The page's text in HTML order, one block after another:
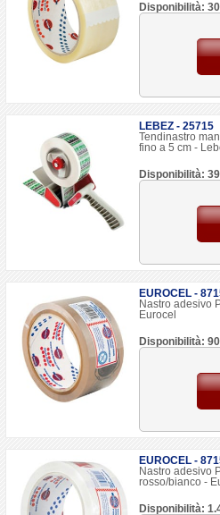
Disponibilità:
LEBEZ - 25715
Tendinastro
fino a 5 cm -
Disponibilità:
EUROCEL -
Nastro adesivo
Eurocel
Disponibilità:
EUROCEL -
Nastro adesivo
rosso/bianco -
Disponibilità: